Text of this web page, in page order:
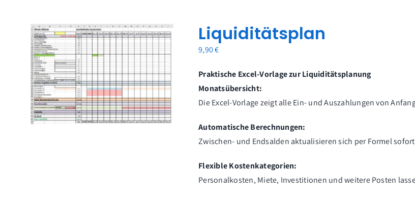
Liquiditätsplan
9,90€
Praktische Excel-Vorlage zur Liquiditätsplanung
Monatsübersicht:
Die Excel-Vorlage zeigt alle Ein- und Auszahlungen von
Automatische Berechnungen:
Zwischen- und Endsalden aktualisieren sich per Formel
Flexible Kostenkategorien:
Personalkosten, Miete, Investitionen und weitere Posten